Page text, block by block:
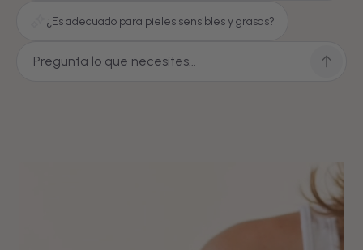
¿Es adecuado para pieles sensibles y grasas?